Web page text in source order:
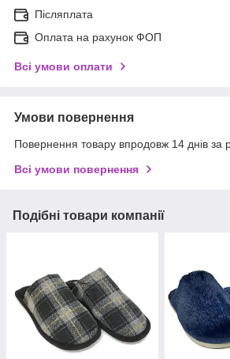
Післяплата
Оплата на рахунок ФОП
Всі умови оплати
Умови повернення
Повернення товару впродовж 14 днів за
Всі умови повернення
Подібні товари компанії